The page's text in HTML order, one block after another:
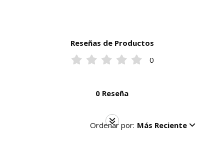
Reseñas de Productos
0
0 Reseña
Ordenar por: Más Reciente